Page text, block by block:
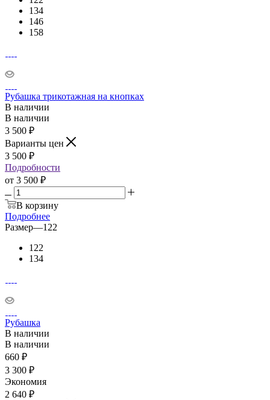
134
146
158
Рубашка трикотажная на кнопках
В наличии
В наличии
3 500 ₽
Варианты цен
3 500 ₽
Подробности
от 3 500 ₽
В корзину
Подробнее
Размер—122
122
134
Рубашка
В наличии
В наличии
660 ₽
3 300 ₽
Экономия
2 640 ₽